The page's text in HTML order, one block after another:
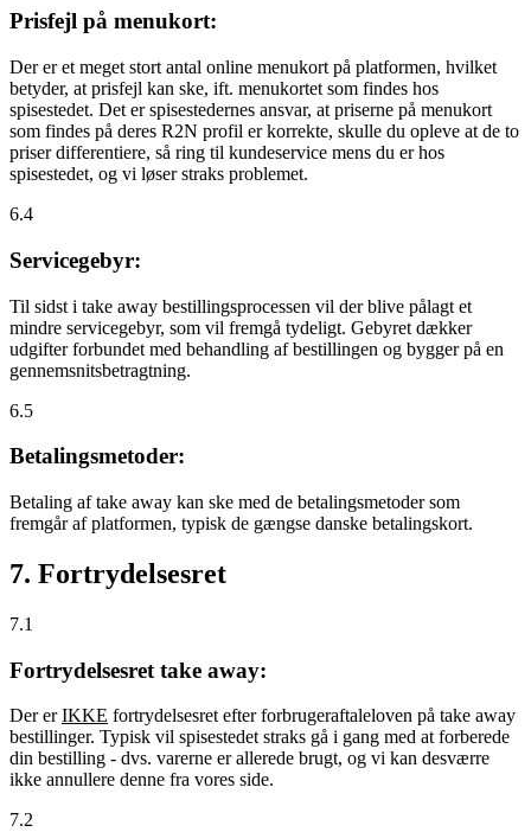
Prisfejl på menukort:
Der er et meget stort antal online menukort på platformen, hvilket
betyder, at prisfejl kan ske, ift. menukortet som findes hos
spisestedet. Det er spisestedernes ansvar, at priserne på menukort
som findes på deres R2N profil er korrekte, skulle du opleve at de to
priser differentiere, så ring til kundeservice mens du er hos
spisestedet, og vi løser straks problemet.
6.4
Servicegebyr:
Til sidst i take away bestillingsprocessen vil der blive pålagt et
mindre servicegebyr, som vil fremgå tydeligt. Gebyret dækker
udgifter forbundet med behandling af bestillingen og bygger på en
gennemsnitsbetragtning.
6.5
Betalingsmetoder:
Betaling af take away kan ske med de betalingsmetoder som
fremgår af platformen, typisk de gængse danske betalingskort.
7. Fortrydelsesret
7.1
Fortrydelsesret take away:
Der erIKKE fortrydelsesret efter forbrugeraftaleloven på take away
bestillinger. Typisk vil spisestedet straks gå i gang med at forberede
din bestilling - dvs. varerne er allerede brugt, og vi kan desværre
ikke annullere denne fra vores side.
7.2